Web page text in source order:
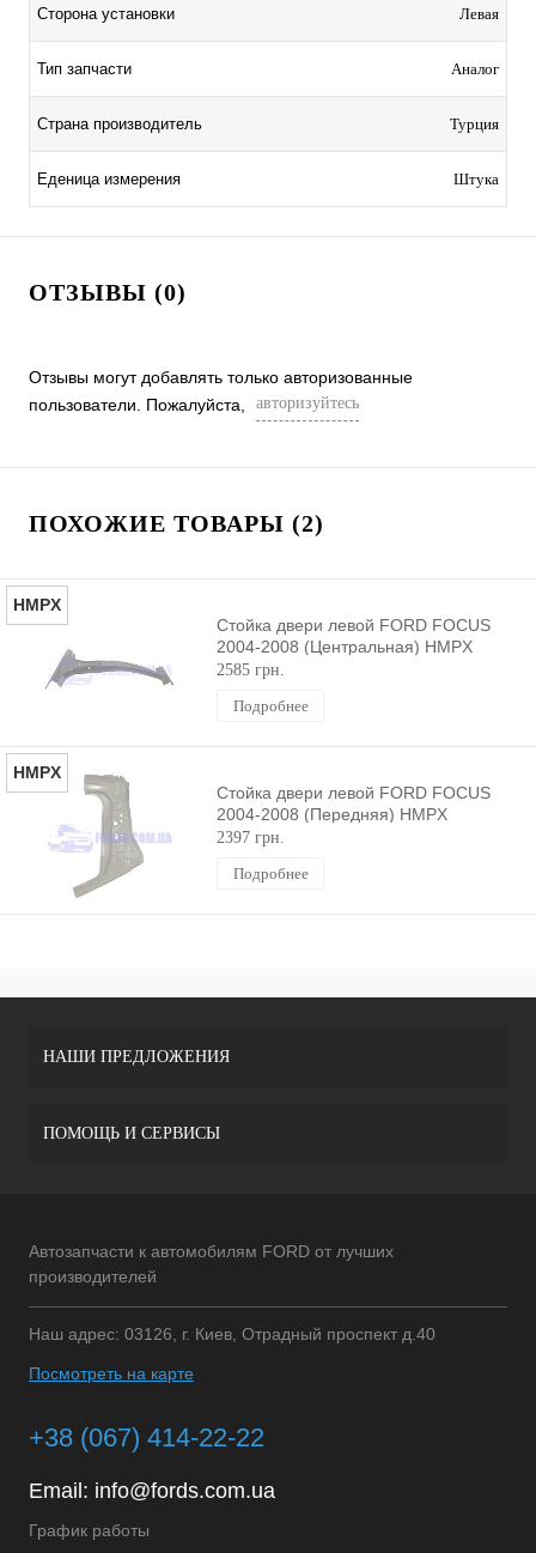
Сторона установки Левая
Тип запчасти Аналог
Страна производитель Турция
Еденица измерения Штука
ОТЗЫВЫ (0)
Отзывы могут добавлять только авторизованные
пользователи. Пожалуйста,
авторизуйтесь
ПОХОЖИЕ ТОВАРЫ (2)
HMPX
Стойка двери левой FORD FOCUS
2004-2008 (Центральная) HMPX
2585 грн.
Подробнее
HMPX
Стойка двери левой FORD FOCUS
2004-2008 (Передняя) HMPX
2397 грн.
Подробнее
НАШИ ПРЕДЛОЖЕНИЯ
ПОМОЩЬ И СЕРВИСЫ
Автозапчасти к автомобилям FORD от лучших
производителей
Наш адрес: 03126, г. Киев, Отрадный проспект д.40
Посмотреть на карте
+38 (067) 414-22-22
Email: info@fords.com.ua
График работы